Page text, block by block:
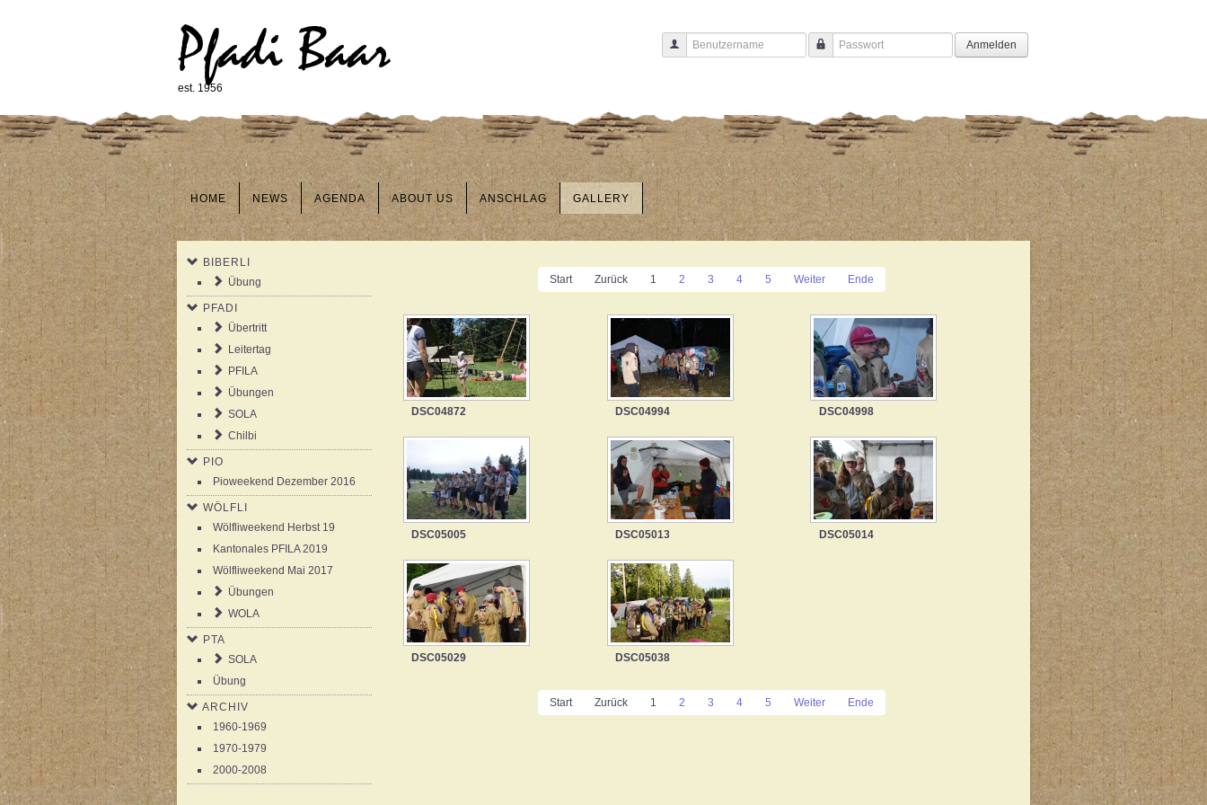
Pfadi Baar
est. 1956
Benutzername Passwort
Anmelden
HOME NEWS AGENDA ABOUT US ANSCHLAG GALLERY
BIBERLI
Übung
PFADI
Übertritt
Leitertag
PFILA
Übungen
SOLA
Chilbi
PIO
Pioweekend Dezember 2016
WÖLFLI
Wölfliweekend Herbst 19
Kantonales PFILA 2019
Wölfliweekend Mai 2017
Übungen
WOLA
PTA
SOLA
Übung
ARCHIV
1960-1969
1970-1979
2000-2008
Start Zurück 1 2 3 4 5 Weiter Ende
DSC04872 DSC04994 DSC04998
DSC05005 DSC05013 DSC05014
DSC05029 DSC05038
Start Zurück 1 2 3 4 5 Weiter Ende